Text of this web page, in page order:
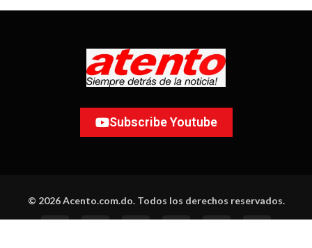
Subscribe Youtube
© 2026 Acento.com.do. Todos los derechos reservados.